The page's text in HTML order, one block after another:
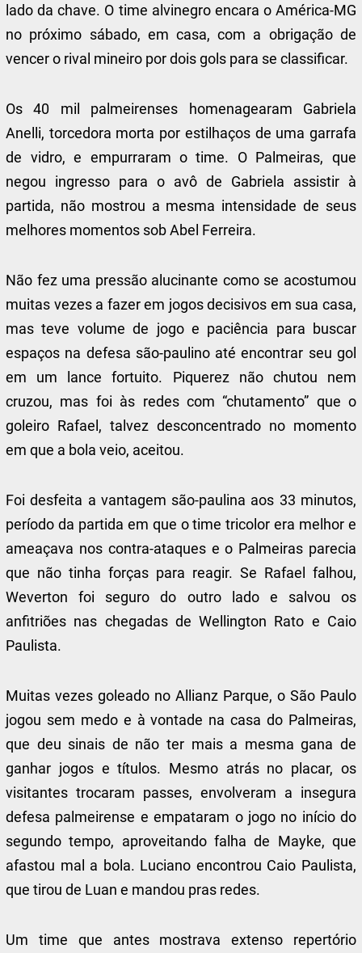
lado da chave. O time alvinegro encara o América-MG
no próximo sábado, em casa, com a obrigação de
vencer o rival mineiro por dois gols para se classificar.
Os 40 mil palmeirenses homenagearam Gabriela
Anelli, torcedora morta por estilhaços de uma garrafa
de vidro, e empurraram o time. O Palmeiras, que
negou ingresso para o avô de Gabriela assistir à
partida, não mostrou a mesma intensidade de seus
melhores momentos sob Abel Ferreira.
Não fez uma pressão alucinante como se acostumou
muitas vezes a fazer em jogos decisivos em sua casa,
mas teve volume de jogo e paciência para buscar
espaços na defesa são-paulino até encontrar seu gol
em um lance fortuito. Piquerez não chutou nem
cruzou, mas foi às redes com “chutamento” que o
goleiro Rafael, talvez desconcentrado no momento
em que a bola veio, aceitou.
Foi desfeita a vantagem são-paulina aos 33 minutos,
período da partida em que o time tricolor era melhor e
ameaçava nos contra-ataques e o Palmeiras parecia
que não tinha forças para reagir. Se Rafael falhou,
Weverton foi seguro do outro lado e salvou os
anfitriões nas chegadas de Wellington Rato e Caio
Paulista.
Muitas vezes goleado no Allianz Parque, o São Paulo
jogou sem medo e à vontade na casa do Palmeiras,
que deu sinais de não ter mais a mesma gana de
ganhar jogos e títulos. Mesmo atrás no placar, os
visitantes trocaram passes, envolveram a insegura
defesa palmeirense e empataram o jogo no início do
segundo tempo, aproveitando falha de Mayke, que
afastou mal a bola. Luciano encontrou Caio Paulista,
que tirou de Luan e mandou pras redes.
Um time que antes mostrava extenso repertório